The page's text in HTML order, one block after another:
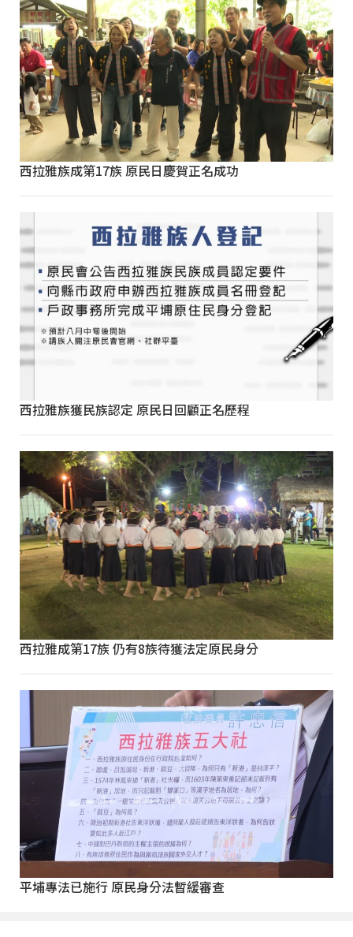
西拉雅族成第17族 原民日慶賀正名成功
西拉雅族獲民族認定 原民日回顧正名歷程
西拉雅成第17族 仍有8族待獲法定原民身分
平埔專法已施行 原民身分法暫緩審查